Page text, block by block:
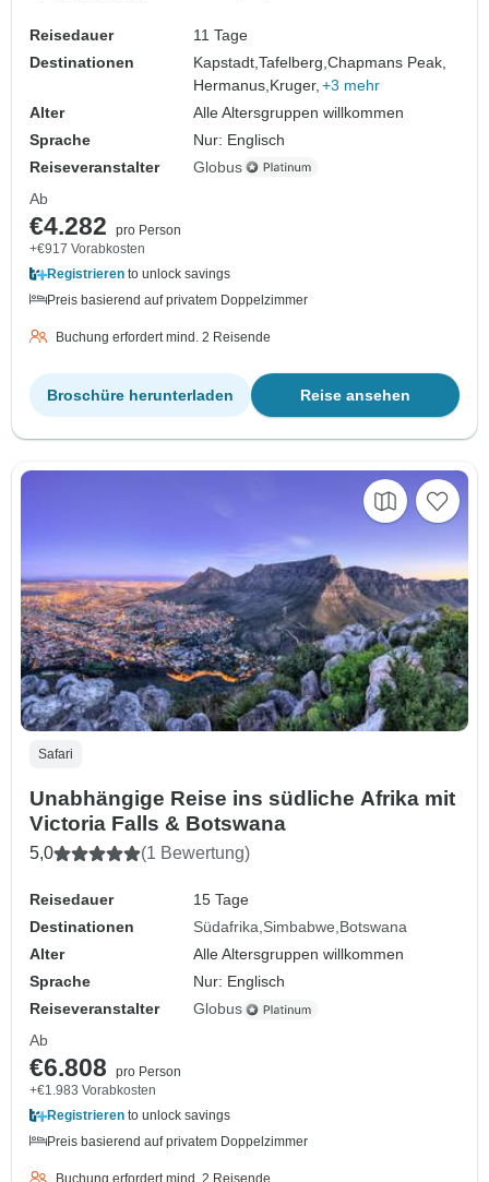
Reisedauer
11 Tage
Destinationen
Kapstadt,Tafelberg,Chapmans Peak,
Hermanus, Kruger, +3 mehr
Alter
Alle Altersgruppen willkommen
Sprache
Nur: Englisch
Reiseveranstalter
Globus
Ab
€4.282
pro Person
+€917 Vorabkosten
Registrieren to unlock savings
Preis basierend auf privatem Doppelzimmer
Buchung erfordert mind. 2 Reisende
Reise ansehen
Broschüre herunterladen
Safari
Unabhängige Reise ins südliche Afrika mit
Victoria Falls & Botswana
5,0 (1 Bewertung)
Reisedauer
15 Tage
Destinationen
Südafrika Simbabwe Botswana
Alter
Alle Altersgruppen willkommen
Sprache
Nur: Englisch
Reiseveranstalter
Globus
Ab
€6.808
pro Person
+€1.983 Vorabkosten
Registrieren to unlock savings
Preis basierend auf privatem Doppelzimmer
Buchung erfordert mind. 2 Reisende